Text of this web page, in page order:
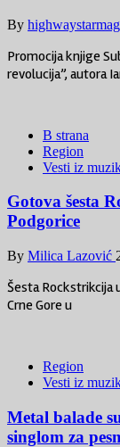
By
Promocija knjige
revolucija”, autora
B strana
Region
Vesti iz
Gotova šesta
Podgorice
By Milica Lazović
Šesta Rockstrikcija
Crne Gore u
Region
Vesti iz
Metal balade
singlom za